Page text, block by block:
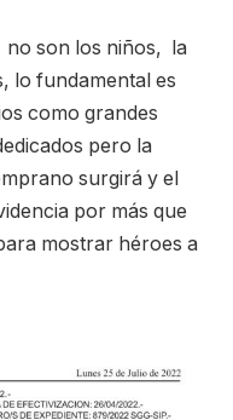
no son los niños, la
lo fundamental es
como grandes
pero la
surgirá y el
por más que
mostrar héroes a